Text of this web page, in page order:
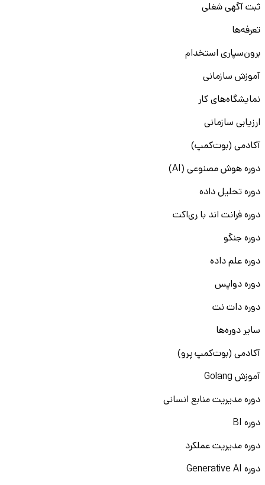
ثبت آگهی شغلی
تعرفه‌ها
برون‌سپاری استخدام
آموزش سازمانی
نمایشگاه‌های کار
ارزیابی سازمانی
آکادمی (بوت‌کمپ)
دوره هوش مصنوعی (AI)
دوره تحلیل داده
دوره فرانت اند با ری‌اکت
دوره جنگو
دوره علم داده
دوره دواپس
دوره دات نت
سایر دوره‌ها
آکادمی (بوت‌کمپ پرو)
آموزش Golang
دوره مدیریت منابع انسانی
دوره BI
دوره مدیریت عملکرد
دوره Generative AI